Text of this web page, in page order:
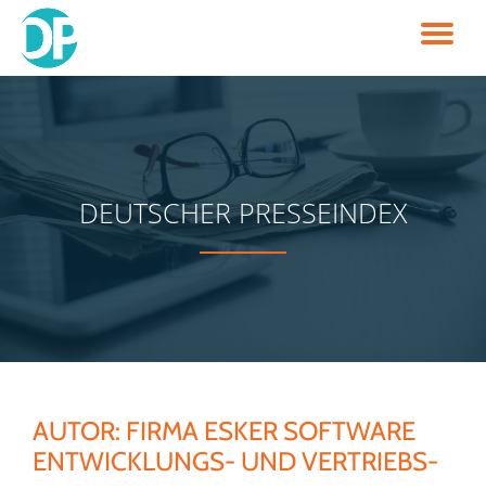
Skip
to
DEUTSCHER PRESSEINDEX
AUTOR: FIRMA ESKER SOFTWARE
ENTWICKLUNGS- UND VERTRIEBS-